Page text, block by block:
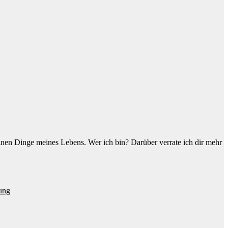
Dinge meines Lebens. Wer ich bin? Darüber verrate ich dir mehr